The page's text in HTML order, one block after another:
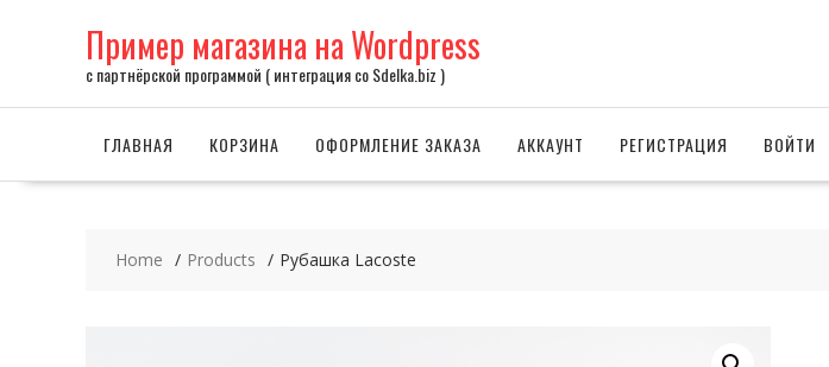
Пример магазина на Wordpress
с партнёрской программой ( интеграция со Sdelka.biz )
ГЛАВНАЯ КОРЗИНА ОФОРМЛЕНИЕ ЗАКАЗА АККАУНТ РЕГИСТРАЦИЯ ВОЙТИ
Home Products Рубашка Lacoste